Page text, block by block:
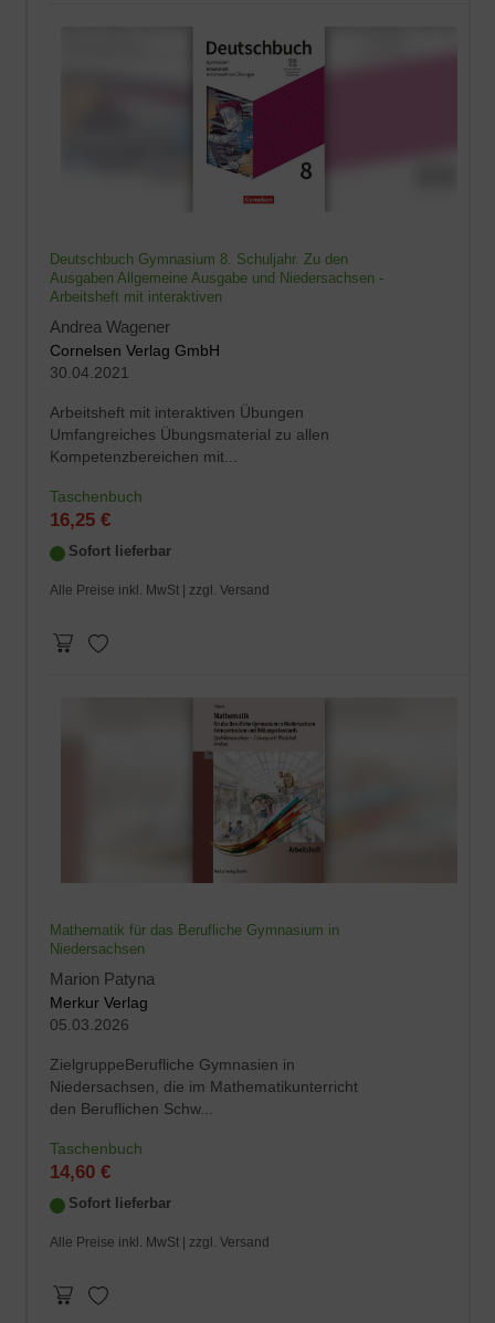
Deutschbuch Gymnasium 8. Schuljahr. Zu den
Ausgaben Allgemeine Ausgabe und Niedersachsen -
Arbeitsheft mit interaktiven
Andrea Wagener
Cornelsen Verlag GmbH
30.04.2021
Arbeitsheft mit interaktiven Übungen
Umfangreiches Übungsmaterial zu allen
Kompetenzbereichen mit...
Taschenbuch
16,25 €
Sofort lieferbar
Alle Preise inkl. MwSt | zzgl. Versand
Mathematik für das Berufliche Gymnasium in
Niedersachsen
Marion Patyna
Merkur Verlag
05.03.2026
ZielgruppeBerufliche Gymnasien in
Niedersachsen, die im Mathematikunterricht
den Beruflichen Schw...
Taschenbuch
14,60 €
Sofort lieferbar
Alle Preise inkl. MwSt | zzgl. Versand